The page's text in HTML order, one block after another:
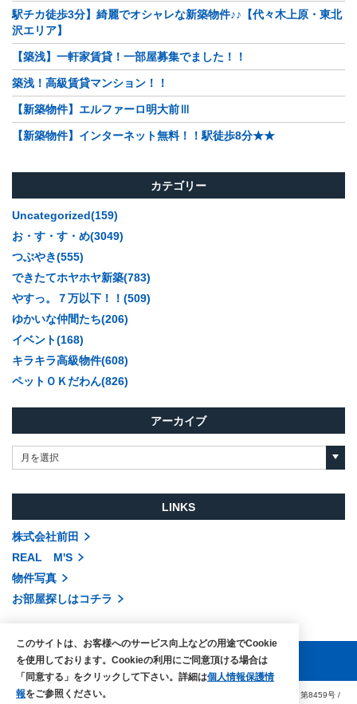
駅チカ徒歩3分】綺麗でオシャレな新築物件♪♪【代々木上原・東北
沢エリア】
【築浅】一軒家賃貸！一部屋募集でました！！
築浅！高級賃貸マンション！！
【新築物件】エルファーロ明大前Ⅲ
【新築物件】インターネット無料！！駅徒歩8分★★
カテゴリー
Uncategorized(159)
お・す・す・め(3049)
つぶやき(555)
できたてホヤホヤ新築(783)
やすっ。７万以下！！(509)
ゆかいな仲間たち(206)
イベント(168)
キラキラ高級物件(608)
ペットＯＫだわん(826)
アーカイブ
月を選択
LINKS
株式会社前田
REAL M'S
物件写真
お部屋探しはコチラ
COPYRIGHTS © MAEDA co.,ltd. ALL RIGHTS RESERVED. 国土交通大臣（3）第8459号 /
このサイトは、お客様へのサービス向上などの用途でCookie
を使用しております。Cookieの利用にご同意頂ける場合は
「同意する」をクリックして下さい。詳細は個人情報保護情
報をご参照ください。